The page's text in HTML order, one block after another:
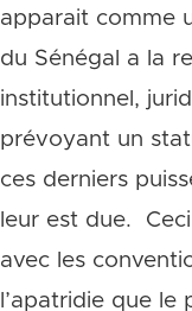
apparait comme
du Sénégal a la
institutionnel,
prévoyant un
ces derniers
leur est due.
avec les
l’apatridie que le